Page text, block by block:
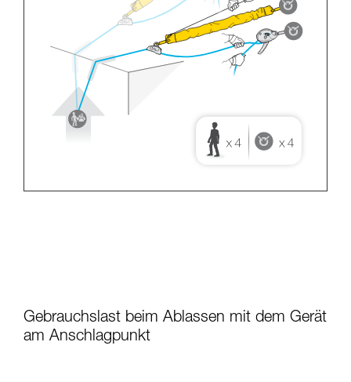
Gebrauchslast beim Ablassen mit dem Gerät
am Anschlagpunkt